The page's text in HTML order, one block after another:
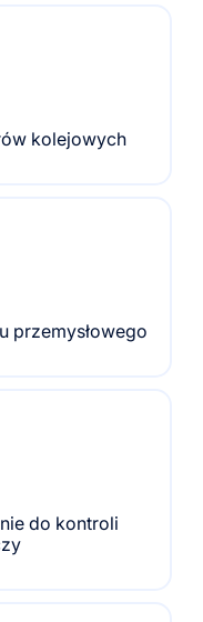
kolejowych
przemysłowego
do kontroli